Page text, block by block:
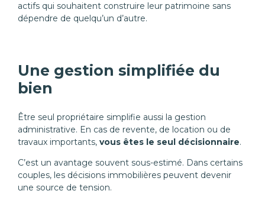
actifs qui souhaitent construire leur patrimoine sans
dépendre de quelqu’un d’autre.
Une gestion simplifiée du
bien
Être seul propriétaire simplifie aussi la gestion
administrative. En cas de revente, de location ou de
travaux importants, vous êtes le seul décisionnaire.
C’est un avantage souvent sous-estimé. Dans certains
couples, les décisions immobilières peuvent devenir
une source de tension.